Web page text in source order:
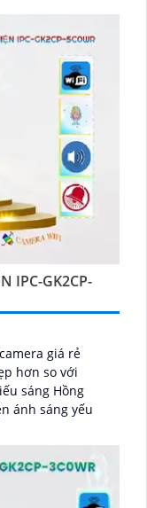
IPC-GK2CP-
giá rẻ
hơn so với
ánh sáng yếu